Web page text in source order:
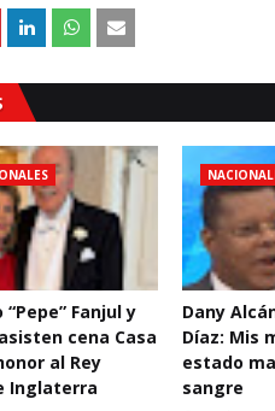
Fanjul y
cena Casa
al Rey
Inglaterra
Dany
Díaz: Mis
estado
sangre